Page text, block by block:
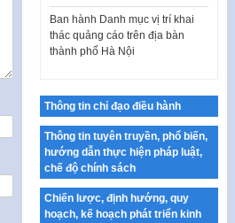
Ban hành Danh mục vị trí khai
thác quảng cáo trên địa bàn
thành phố Hà Nội
tưởng của Đảng…
Công bố công khai dự toán kinh
phí xây dựng pháp luật, hoàn
thiện thể chế, chính…
Quy định về nghiên cứu, ứng
dụng khoa học, công nghệ, đổi
mới sáng tạo và chuyển…
Thông tin chỉ đạo điều hành
Thông tin tuyên truyền, phổ biến,
hướng dẫn thực hiện pháp luật,
chế độ chính sách
Chiến lược, định hướng, quy
hoạch, kế hoạch phát triển kinh